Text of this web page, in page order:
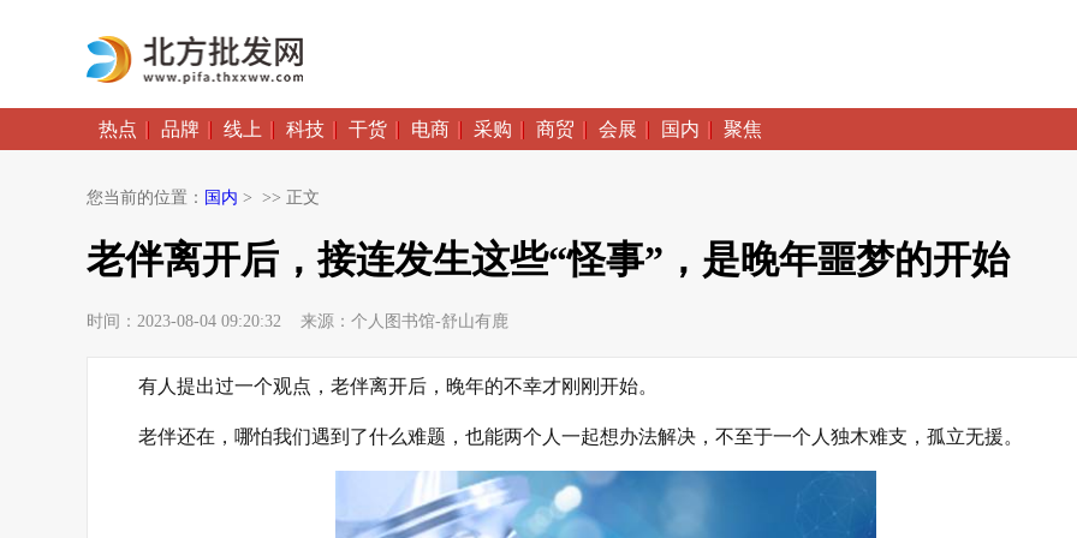
热点 品牌 线上 科技 干货 电商 采购 商贸 会展 国内 聚焦
您当前的位置： 国内 > >> 正文
老伴离开后，接连发生这些“怪事”，是晚年噩梦的开始
时间：2023-08-04 09:20:32 来源：个人图书馆-舒山有鹿
有人提出过一个观点，老伴离开后，晚年的不幸才刚刚开始。
老伴还在，哪怕我们遇到了什么难题，也能两个人一起想办法解决，不至于一个人独木难支，孤立无援。